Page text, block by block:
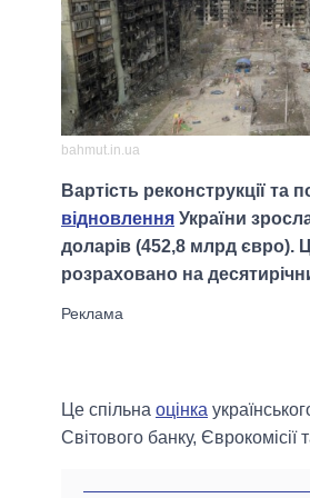
bahmut.in.ua
Вартість реконструкції та
відновлення України
доларів (452,8 млрд євро).
розраховано на
Це спільна оцінка
Світового банку,